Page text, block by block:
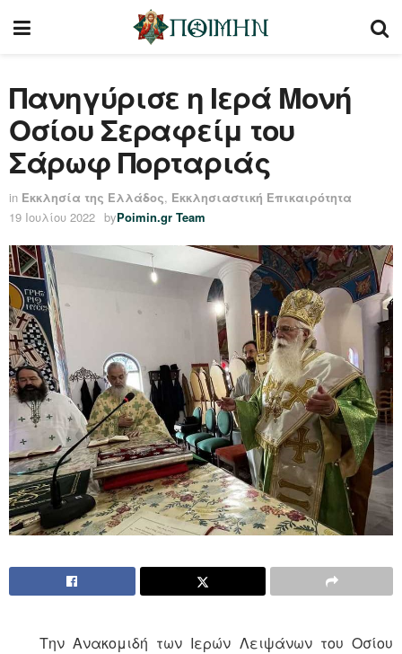
Πανηγύρισε η Ιερά Μονή
Οσίου Σεραφείμ του
Σάρωφ Πορταριάς
in Εκκλησία της Ελλάδος, Εκκλησιαστική Επικαιρότητα
19 Ιουλίου 2022 byPoimin.gr Team
Την Ανακομιδή των Ιερών Λειψάνων του Οσίου